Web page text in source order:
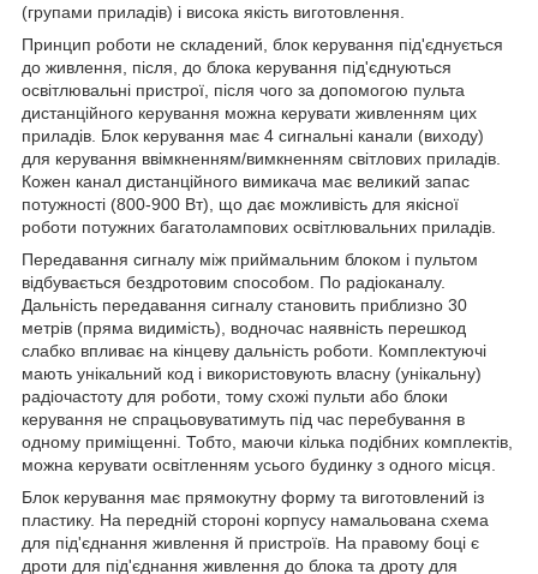
(групами приладів) і висока якість виготовлення.
Принцип роботи не складений, блок керування під'єднується
до живлення, після, до блока керування під'єднуються
освітлювальні пристрої, після чого за допомогою пульта
дистанційного керування можна керувати живленням цих
приладів. Блок керування має 4 сигнальні канали (виходу)
для керування ввімкненням/вимкненням світлових приладів.
Кожен канал дистанційного вимикача має великий запас
потужності (800-900 Вт), що дає можливість для якісної
роботи потужних багатолампових освітлювальних приладів.
Передавання сигналу між приймальним блоком і пультом
відбувається бездротовим способом. По радіоканалу.
Дальність передавання сигналу становить приблизно 30
метрів (пряма видимість), водночас наявність перешкод
слабко впливає на кінцеву дальність роботи. Комплектуючі
мають унікальний код і використовують власну (унікальну)
радіочастоту для роботи, тому схожі пульти або блоки
керування не спрацьовуватимуть під час перебування в
одному приміщенні. Тобто, маючи кілька подібних комплектів,
можна керувати освітленням усього будинку з одного місця.
Блок керування має прямокутну форму та виготовлений із
пластику. На передній стороні корпусу намальована схема
для під'єднання живлення й пристроїв. На правому боці є
дроти для під'єднання живлення до блока та дроту для